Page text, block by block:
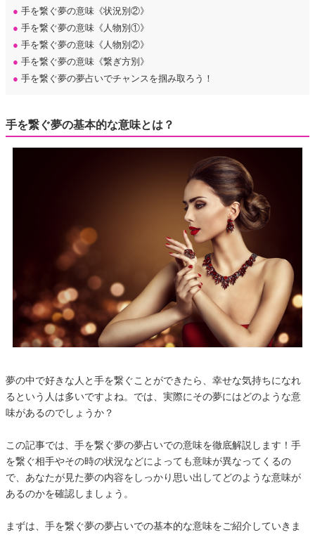
● 手を繋ぐ夢の意味《状況別②》
● 手を繋ぐ夢の意味《人物別①》
● 手を繋ぐ夢の意味《人物別②》
● 手を繋ぐ夢の意味《繋ぎ方別》
● 手を繋ぐ夢の夢占いでチャンスを掴み取ろう！
手を繋ぐ夢の基本的な意味とは？
夢の中で好きな人と手を繋ぐことができたら、幸せな気持ちになれ
るという人は多いですよね。では、実際にその夢にはどのような意
味があるのでしょうか？
この記事では、手を繋ぐ夢の夢占いでの意味を徹底解説します！手
を繋ぐ相手やその時の状況などによっても意味が異なってくるの
で、あなたが見た夢の内容をしっかり思い出してどのような意味が
あるのかを確認しましょう。
まずは、手を繋ぐ夢の夢占いでの基本的な意味をご紹介していきま